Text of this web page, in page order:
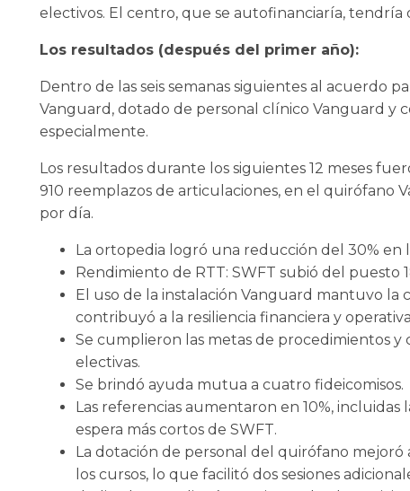
electivos. El centro, que se autofinanciaría,
Los resultados (después del primer año):
Dentro de las seis semanas siguientes al acuerdo
Vanguard, dotado de personal clínico Vanguard
especialmente.
Los resultados durante los siguientes 12 meses
910 reemplazos de articulaciones, en el quirófano
por día.
La ortopedia logró una reducción del 30% en
Rendimiento de RTT: SWFT subió del puesto
El uso de la instalación Vanguard mantuvo
contribuyó a la resiliencia financiera y
Se cumplieron las metas de procedimientos
electivas.
Se brindó ayuda mutua a cuatro fideicomisos.
Las referencias aumentaron en 10%,
espera más cortos de SWFT.
La dotación de personal del quirófano
los cursos, lo que facilitó dos sesiones